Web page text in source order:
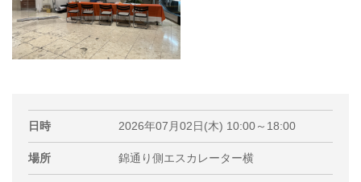
日時 2026年07月02日(木) 10:00～18:00
場所 錦通り側エスカレーター横